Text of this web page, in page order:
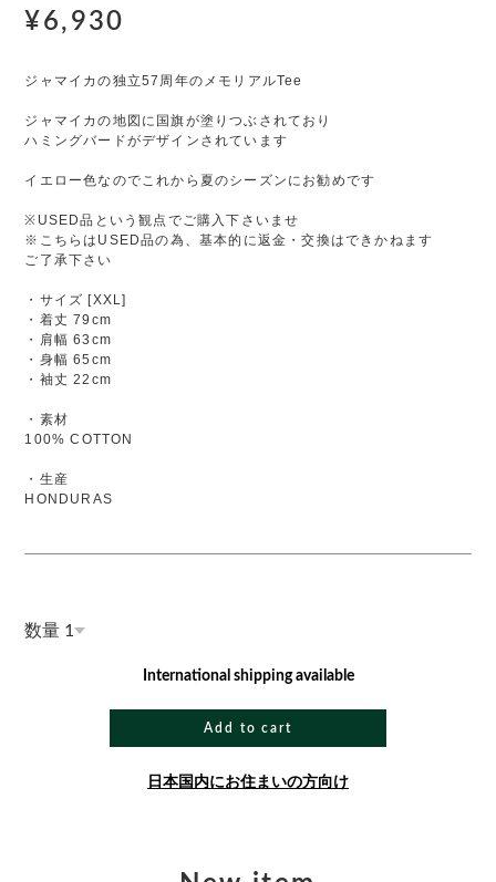
¥6,930
ジャマイカの独立57周年のメモリアルTee
ジャマイカの地図に国旗が塗りつぶされており
ハミングバードがデザインされています
イエロー色なのでこれから夏のシーズンにお勧めです
※USED品という観点でご購入下さいませ
※こちらはUSED品の為、基本的に返金・交換はできかねます
ご了承下さい
・サイズ [XXL]
・着丈 79cm
・肩幅 63cm
・身幅 65cm
・袖丈 22cm
・素材
100% COTTON
・生産
HONDURAS
数量
International shipping available
Add to cart
日本国内にお住まいの方向け